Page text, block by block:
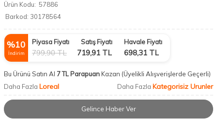
Ürün Kodu: 57886
Barkod: 30178564
%10
İndirim
Piyasa Fiyatı
799,90TL
Satış Fiyatı
719,91 TL
Havale Fiyatı
698,31 TL
Bu Ürünü Satın Al 7 TL ParapuanKazan (Üyelikli Alışverişlerde Geçerli)
Daha Fazla Loreal Daha Fazla Kategorisiz Urunler
Gelince Haber Ver